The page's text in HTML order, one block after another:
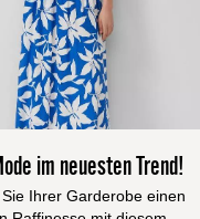
im neuesten Trend!
Ihrer Garderobe einen